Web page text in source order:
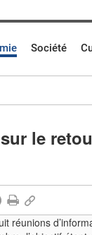
Société
le